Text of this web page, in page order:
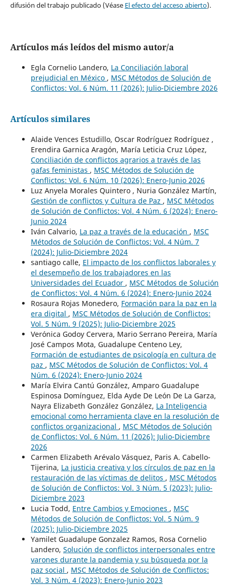
difusión del trabajo publicado (Véase El efecto del acceso abierto).
Artículos más leídos del mismo autor/a
Egla Cornelio Landero, La Conciliación laboral
prejudicial en México , MSC Métodos de Solución de
Conflictos: Vol. 6 Núm. 11 (2026): Julio-Diciembre 2026
Artículos similares
Alaide Vences Estudillo, Oscar Rodríguez Rodríguez ,
Erendira Garnica Aragón, María Leticia Cruz López,
Conciliación de conflictos agrarios a través de las
gafas feministas , MSC Métodos de Solución de
Conflictos: Vol. 6 Núm. 10 (2026): Enero-Junio 2026
Luz Anyela Morales Quintero , Nuria González Martín,
Gestión de conflictos y Cultura de Paz , MSC Métodos
de Solución de Conflictos: Vol. 4 Núm. 6 (2024): Enero-
Junio 2024
Iván Calvario, La paz a través de la educación , MSC
Métodos de Solución de Conflictos: Vol. 4 Núm. 7
(2024): Julio-Diciembre 2024
santiago calle, El impacto de los conflictos laborales y
el desempeño de los trabajadores en las
Universidades del Ecuador , MSC Métodos de Solución
de Conflictos: Vol. 4 Núm. 6 (2024): Enero-Junio 2024
Rosaura Rojas Monedero, Formación para la paz en la
era digital , MSC Métodos de Solución de Conflictos:
Vol. 5 Núm. 9 (2025): Julio-Diciembre 2025
Verónica Godoy Cervera, Mario Serrano Pereira, María
José Campos Mota, Guadalupe Centeno Ley,
Formación de estudiantes de psicología en cultura de
paz , MSC Métodos de Solución de Conflictos: Vol. 4
Núm. 6 (2024): Enero-Junio 2024
María Elvira Cantú González, Amparo Guadalupe
Espinosa Domínguez, Elda Ayde De León De La Garza,
Nayra Elizabeth González González, La Inteligencia
emocional como herramienta clave en la resolución de
conflictos organizacional , MSC Métodos de Solución
de Conflictos: Vol. 6 Núm. 11 (2026): Julio-Diciembre
2026
Carmen Elizabeth Arévalo Vásquez, Paris A. Cabello-
Tijerina, La justicia creativa y los círculos de paz en la
restauración de las víctimas de delitos , MSC Métodos
de Solución de Conflictos: Vol. 3 Núm. 5 (2023): Julio-
Diciembre 2023
Lucia Todd, Entre Cambios y Emociones , MSC
Métodos de Solución de Conflictos: Vol. 5 Núm. 9
(2025): Julio-Diciembre 2025
Yamilet Guadalupe Gonzalez Ramos, Rosa Cornelio
Landero, Solución de conflictos interpersonales entre
varones durante la pandemia y su búsqueda por la
paz social , MSC Métodos de Solución de Conflictos:
Vol. 3 Núm. 4 (2023): Enero-Junio 2023